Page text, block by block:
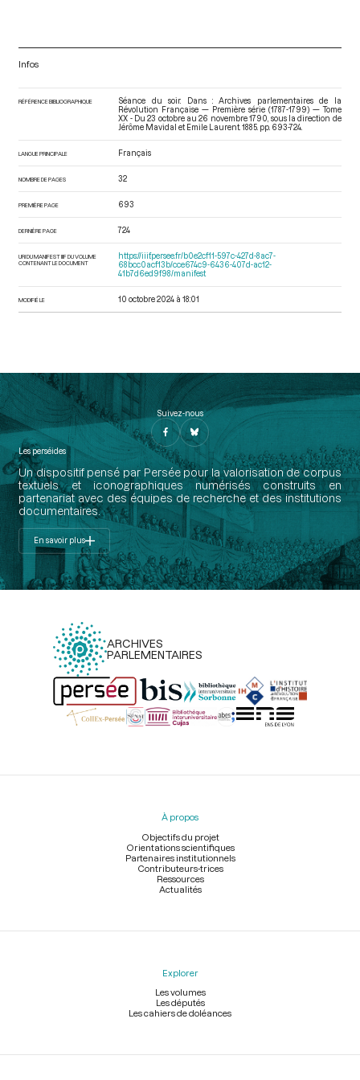
Infos
RÉFÉRENCE BIBLIOGRAPHIQUE
Séance du soir. Dans : Archives parlementaires de la
Révolution Française — Première série (1787-1799) — Tome
XX - Du 23 octobre au 26 novembre 1790 , sous la direction de
Jérôme Mavidal et Emile Laurent. 1885. pp. 693-724.
LANGUE PRINCIPALE Français
NOMBRE DE PAGES 32
PREMIÈRE PAGE 693
DERNIÈRE PAGE 724
URI DU MANIFEST IIIF DU VOLUME
CONTENANT LE DOCUMENT
https://iiif.persee.fr/b0e2cf11-597c-427d-8ac7-
68bcc0acf13b/cce674c9-6436-407d-ac12-
41b7d6ed9f98/manifest
MODIFIÉ LE 10 octobre 2024 à 18:01
Suivez-nous
Les perséides
Un dispositif pensé par Persée pour la valorisation de corpus
textuels et iconographiques numérisés construits en
partenariat avec des équipes de recherche et des institutions
documentaires.
En savoir plus
ARCHIVES
PARLEMENTAIRES
Menu
À propos
Objectifs du projet
Orientations scientifiques
Partenaires institutionnels
Contributeurs-trices
Ressources
Actualités
Explorer
Les volumes
Les députés
Les cahiers de doléances